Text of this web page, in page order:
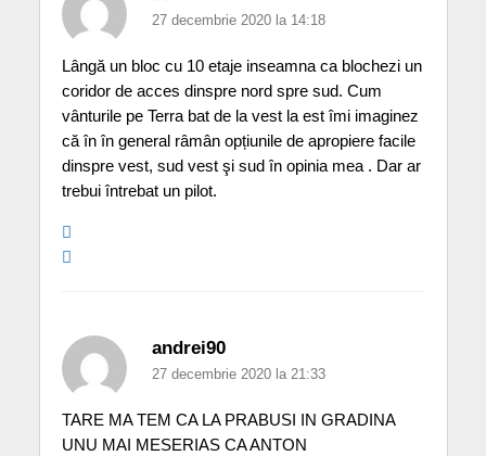
27 decembrie 2020 la 14:18
Lângă un bloc cu 10 etaje inseamna ca blochezi un
coridor de acces dinspre nord spre sud. Cum
vânturile pe Terra bat de la vest la est îmi imaginez
că în în general râmân opțiunile de apropiere facile
dinspre vest, sud vest şi sud în opinia mea . Dar ar
trebui întrebat un pilot.
andrei90
27 decembrie 2020 la 21:33
TARE MA TEM CA LA PRABUSI IN GRADINA
UNU MAI MESERIAS CA ANTON